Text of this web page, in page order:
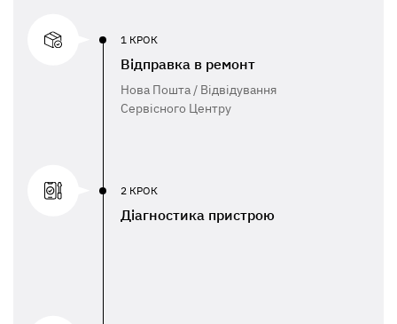
1 КРОК
Відправка в ремонт
Нова Пошта / Відвідування
Сервісного Центру
2 КРОК
Діагностика пристрою